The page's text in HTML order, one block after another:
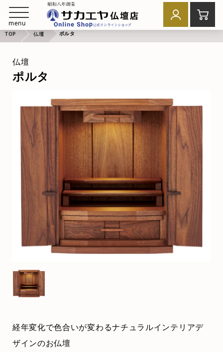
menu
TOP 仏壇 ポルタ
仏壇
ポルタ
経年変化で色合いが変わるナチュラルインテリアデ
ザインのお仏壇